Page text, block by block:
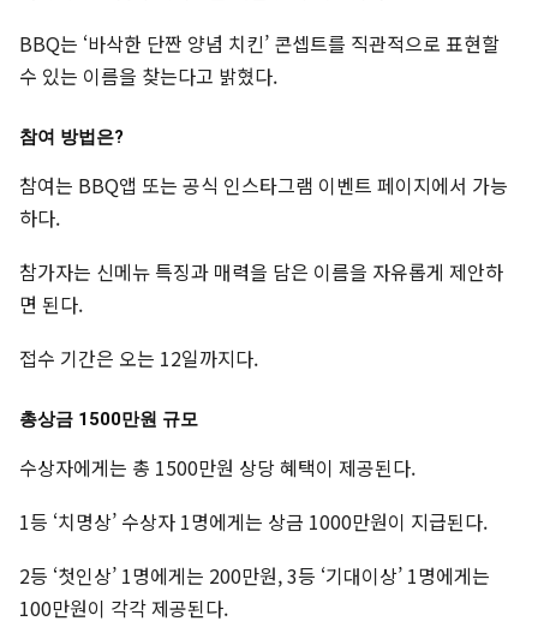
BBQ는 ‘바삭한 단짠 양념 치킨’ 콘셉트를 직관적으로 표현할
수 있는 이름을 찾는다고 밝혔다.
참여 방법은?
참여는 BBQ앱 또는 공식 인스타그램 이벤트 페이지에서 가능
하다.
참가자는 신메뉴 특징과 매력을 담은 이름을 자유롭게 제안하
면 된다.
접수 기간은 오는 12일까지다.
총상금 1500만원 규모
수상자에게는 총 1500만원 상당 혜택이 제공된다.
1등 ‘치명상’ 수상자 1명에게는 상금 1000만원이 지급된다.
2등 ‘첫인상’ 1명에게는 200만원, 3등 ‘기대이상’ 1명에게는
100만원이 각각 제공된다.